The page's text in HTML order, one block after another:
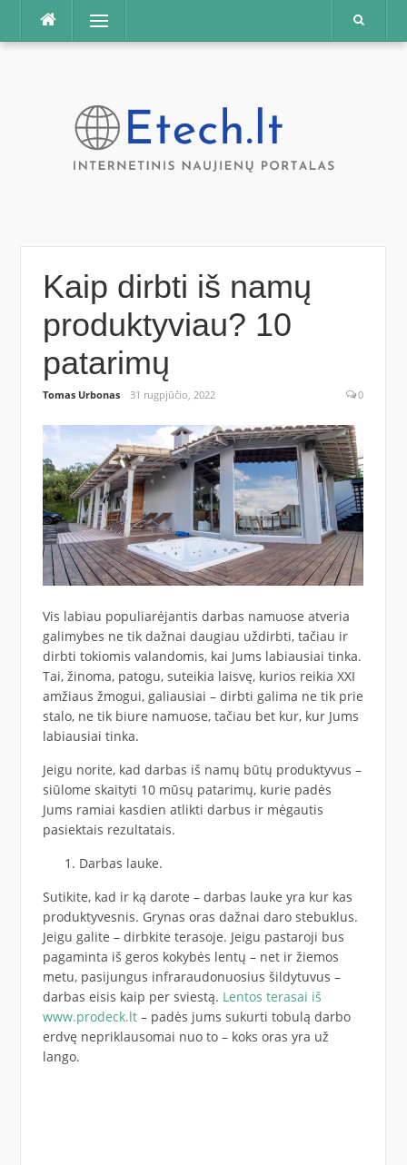
Praleisti
Meniu
Kaip dirbti iš namų
produktyviau? 10
patarimų
Tomas Urbonas 31 rugpjūčio, 2022 0
Vis labiau populiarėjantis darbas namuose atveria
galimybes ne tik dažnai daugiau uždirbti, tačiau ir
dirbti tokiomis valandomis, kai Jums labiausiai tinka.
Tai, žinoma, patogu, suteikia laisvę, kurios reikia XXI
amžiaus žmogui, galiausiai – dirbti galima ne tik prie
stalo, ne tik biure namuose, tačiau bet kur, kur Jums
labiausiai tinka.
Jeigu norite, kad darbas iš namų būtų produktyvus –
siūlome skaityti 10 mūsų patarimų, kurie padės
Jums ramiai kasdien atlikti darbus ir mėgautis
pasiektais rezultatais.
Darbas lauke.
Sutikite, kad ir ką darote – darbas lauke yra kur kas
produktyvesnis. Grynas oras dažnai daro stebuklus.
Jeigu galite – dirbkite terasoje. Jeigu pastaroji bus
pagaminta iš geros kokybės lentų – net ir žiemos
metu, pasijungus infraraudonuosius šildytuvus –
darbas eisis kaip per sviestą. Lentos terasai iš
www.prodeck.lt– padės jums sukurti tobulą darbo
erdvę nepriklausomai nuo to – koks oras yra už
lango.